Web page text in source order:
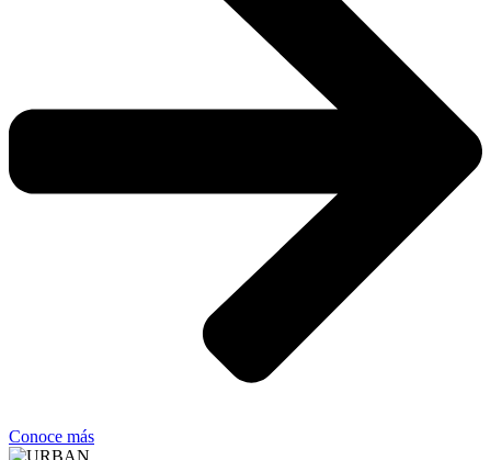
Conoce más